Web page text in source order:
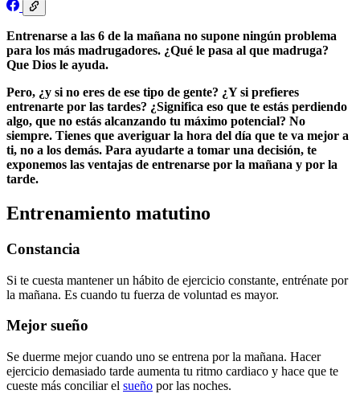
Entrenarse a las 6 de la mañana no supone ningún problema
para los más madrugadores. ¿Qué le pasa al que madruga?
Que Dios le ayuda.
Pero, ¿y si no eres de ese tipo de gente? ¿Y si prefieres
entrenarte por las tardes? ¿Significa eso que te estás perdiendo
algo, que no estás alcanzando tu máximo potencial? No
siempre. Tienes que averiguar la hora del día que te va mejor a
ti, no a los demás. Para ayudarte a tomar una decisión, te
exponemos las ventajas de entrenarse por la mañana y por la
tarde.
Entrenamiento matutino
Constancia
Si te cuesta mantener un hábito de ejercicio constante, entrénate por
la mañana. Es cuando tu fuerza de voluntad es mayor.
Mejor sueño
Se duerme mejor cuando uno se entrena por la mañana. Hacer
ejercicio demasiado tarde aumenta tu ritmo cardiaco y hace que te
cueste más conciliar el sueño por las noches.